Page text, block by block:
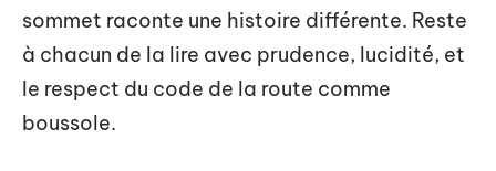
sommet raconte une histoire différente. Reste
à chacun de la lire avec prudence, lucidité, et
le respect du code de la route comme
boussole.